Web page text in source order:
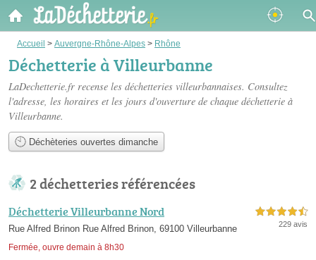
Accueil > Auvergne-Rhône-Alpes > Rhône
Déchetterie à Villeurbanne
LaDechetterie.fr recense les déchetteries villeurbannaises. Consultez
l'adresse, les horaires et les jours d'ouverture de chaque déchetterie à
Villeurbanne.
Déchèteries ouvertes dimanche
2 déchetteries référencées
Déchetterie Villeurbanne Nord
Rue Alfred Brinon Rue Alfred Brinon, 69100 Villeurbanne
Fermée, ouvre demain à 8h30
4,5 étoiles sur 5
229 avis